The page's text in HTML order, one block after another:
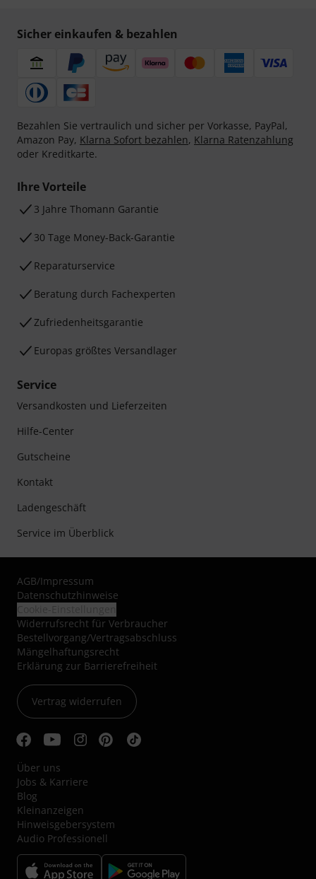
Sicher einkaufen & bezahlen
Bezahlen Sie vertraulich und sicher per Vorkasse, PayPal,
Amazon Pay, Klarna Sofort bezahlen, Klarna Ratenzahlung
oder Kreditkarte.
Ihre Vorteile
3 Jahre Thomann Garantie
30 Tage Money-Back-Garantie
Reparaturservice
Beratung durch Fachexperten
Zufriedenheitsgarantie
Europas größtes Versandlager
Service
Versandkosten und Lieferzeiten
Hilfe-Center
Gutscheine
Kontakt
Ladengeschäft
Service im Überblick
AGB/Impressum
Datenschutzhinweise
Widerrufsrecht für Verbraucher
Bestellvorgang/Vertragsabschluss
Mängelhaftungsrecht
Erklärung zur Barrierefreiheit
Vertrag widerrufen
Über uns
Jobs & Karriere
Blog
Kleinanzeigen
Hinweisgebersystem
Audio Professionell